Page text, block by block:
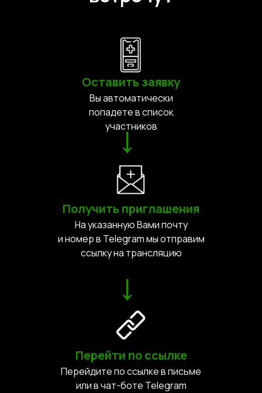
Оставить заявку
Вы автоматически
попадете в список
участников
Перейти по ссылке
Перейдите по ссылке в письме
или в чат-боте Telegram
Получить приглашения
На указанную Вами почту
и номер в Telegram мы отправим
ссылку на трансляцию
→
→